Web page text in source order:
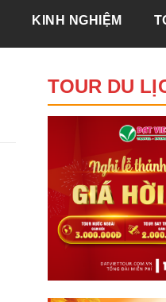
KINH NGHIỆM
TOUR DU